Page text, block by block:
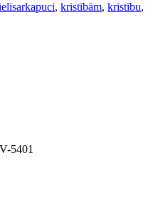
, kristībām, kristību,
5401